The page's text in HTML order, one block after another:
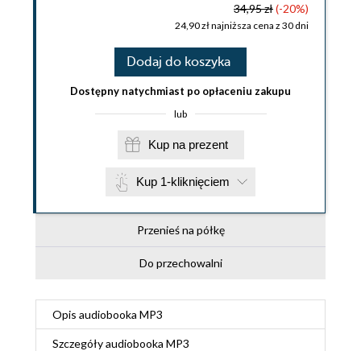
34,95 zł(-20%)
24,90 zł najniższa cena z 30 dni
Dodaj do koszyka
Dostępny natychmiast po opłaceniu zakupu
lub
Kup na prezent
Kup 1-kliknięciem
Przenieś na półkę
Do przechowalni
Opis audiobooka MP3
Szczegółyaudiobooka MP3